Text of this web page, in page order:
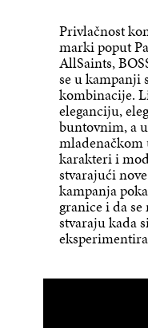
Privlačnost
marki poput
AllSaints,
se u kampanji
kombinacije.
eleganciju,
buntovnim, a
mladenačkom
karakteri i
stvarajući
kampanja
granice i da
stvaraju kada